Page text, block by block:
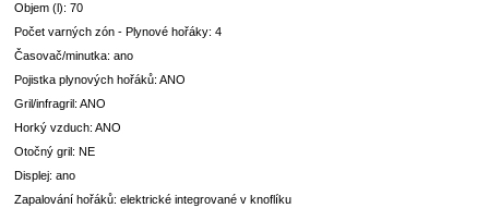
Objem (l): 70
Počet varných zón - Plynové hořáky: 4
Časovač/minutka: ano
Pojistka plynových hořáků: ANO
Gril/infragril: ANO
Horký vzduch: ANO
Otočný gril: NE
Displej: ano
Zapalování hořáků: elektrické integrované v knoflíku